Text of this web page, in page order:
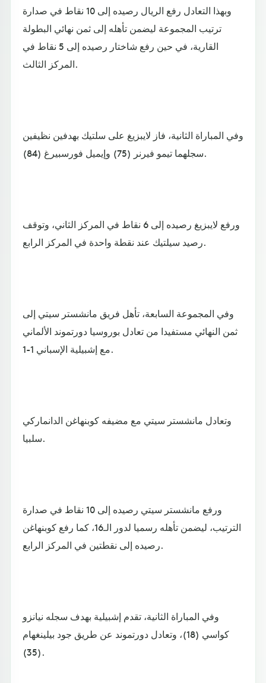
وبهذا التعادل رفع الريال رصيده إلى 10 نقاط في صدارة
ترتيب المجموعة ليضمن تأهله إلى ثمن نهائي البطولة
القارية، في حين رفع شاختار رصيده إلى 5 نقاط في
المركز الثالث.
وفي المباراة الثانية، فاز لايبزيغ على سلتيك بهدفين نظيفين
سجلهما تيمو فيرنر (75) وإيميل فورسبيرغ (84).
ورفع لايبزيغ رصيده إلى 6 نقاط في المركز الثاني، وتوقف
رصيد سيلتيك عند نقطة واحدة في المركز الرابع.
وفي المجموعة السابعة، تأهل فريق مانشستر سيتي إلى
ثمن النهائي مستفيدا من تعادل بوروسيا دورتموند الألماني
مع إشبيلية الإسباني 1-1.
وتعادل مانشستر سيتي مع مضيفه كوبنهاغن الدانماركي
سلبيا.
ورفع مانشستر سيتي رصيده إلى 10 نقاط في صدارة
الترتيب، ليضمن تأهله رسميا لدور الـ16، كما رفع كوبنهاغن
رصيده إلى نقطتين في المركز الرابع.
وفي المباراة الثانية، تقدم إشبيلية بهدف سجله نيانزو
كواسي (18)، وتعادل دورتموند عن طريق جود بيلينغهام
(35).